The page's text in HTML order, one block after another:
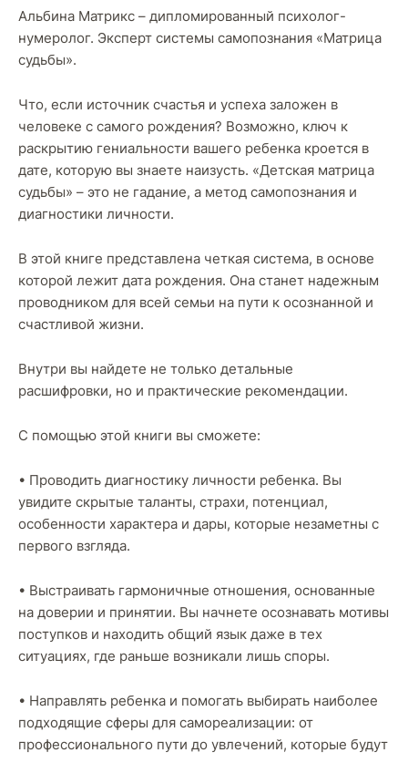
Альбина Матрикс – дипломированный психолог-
нумеролог. Эксперт системы самопознания «Матрица
судьбы».
Что, если источник счастья и успеха заложен в
человеке с самого рождения? Возможно, ключ к
раскрытию гениальности вашего ребенка кроется в
дате, которую вы знаете наизусть. «Детская матрица
судьбы» – это не гадание, а метод самопознания и
диагностики личности.
В этой книге представлена четкая система, в основе
которой лежит дата рождения. Она станет надежным
проводником для всей семьи на пути к осознанной и
счастливой жизни.
Внутри вы найдете не только детальные
расшифровки, но и практические рекомендации.
С помощью этой книги вы сможете:
• Проводить диагностику личности ребенка. Вы
увидите скрытые таланты, страхи, потенциал,
особенности характера и дары, которые незаметны с
первого взгляда.
• Выстраивать гармоничные отношения, основанные
на доверии и принятии. Вы начнете осознавать мотивы
поступков и находить общий язык даже в тех
ситуациях, где раньше возникали лишь споры.
• Направлять ребенка и помогать выбирать наиболее
подходящие сферы для самореализации: от
профессионального пути до увлечений, которые будут